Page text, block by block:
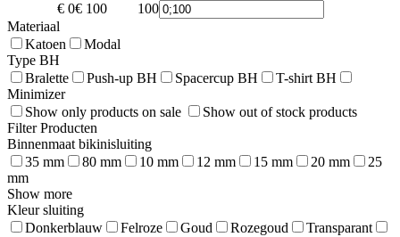
€ 0€ 100 0
100
Materiaal
Katoen
Modal
Type BH
Bralette
Push-up BH Spacercup BH
T-shirt BH
Minimizer
Show only products on sale
Show out of stock products
Filter Producten
Binnenmaat bikinisluiting
35 mm
80 mm 10 mm 12 mm 15 mm 20 mm
25
mm
Show more
Kleur sluiting
Donkerblauw
Felroze Goud Rozegoud
Transparant